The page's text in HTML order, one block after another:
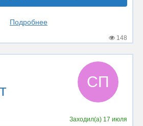
Подробнее
148
СП
Заходил(а) 17 июля